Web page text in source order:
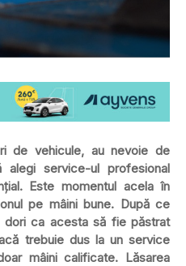
de vehicule, au nevoie de
service-ul profesional
Este momentul acela în
pe mâini bune. După ce
dori ca acesta să fie păstrat
trebuie dus la un service
mâini calificate. Lăsarea